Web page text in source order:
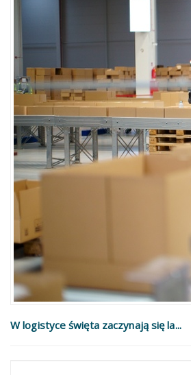
W logistyce święta zaczynają się la...